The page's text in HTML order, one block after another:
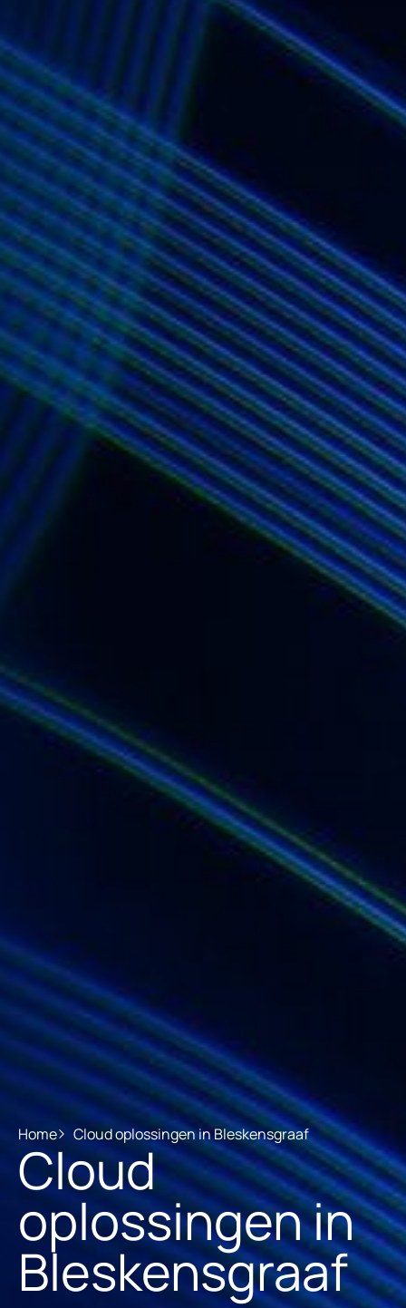
Home Cloud oplossingen in Bleskensgraaf
Cloud
oplossingen in
Bleskensgraaf